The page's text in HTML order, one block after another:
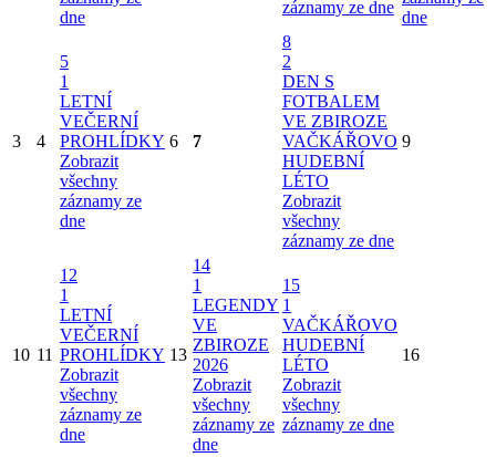
dne
záznamy ze dne
dne
3 4
5
1
LETNÍ
VEČERNÍ
PROHLÍDKY
Zobrazit
všechny
záznamy ze
dne
6 7
8
2
DEN S
FOTBALEM
VE ZBIROZE
VAČKÁŘOVO
HUDEBNÍ
LÉTO
Zobrazit
všechny
záznamy ze dne
9
10 11
12
1
LETNÍ
VEČERNÍ
PROHLÍDKY
Zobrazit
všechny
záznamy ze
dne
13
14
1
LEGENDY
VE
ZBIROZE
2026
Zobrazit
všechny
záznamy ze
dne
15
1
VAČKÁŘOVO
HUDEBNÍ
LÉTO
Zobrazit
všechny
záznamy ze dne
16